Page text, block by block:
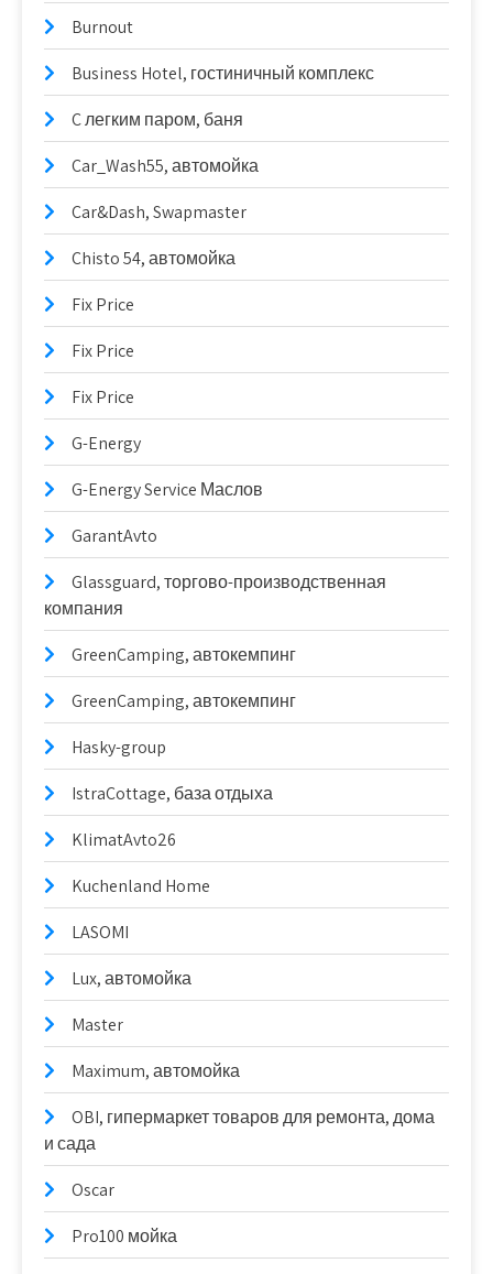
Burnout
Business Hotel, гостиничный комплекс
C легким паром, баня
Car_Wash55, автомойка
Car&Dash, Swapmaster
Chisto 54, автомойка
Fix Price
Fix Price
Fix Price
G-Energy
G-Energy Service Маслов
GarantAvto
Glassguard, торгово-производственная
компания
GreenCamping, автокемпинг
GreenCamping, автокемпинг
Hasky-group
IstraCottage, база отдыха
KlimatAvto26
Kuchenland Home
LASOMI
Lux, автомойка
Master
Maximum, автомойка
OBI, гипермаркет товаров для ремонта, дома
и сада
Oscar
Pro100 мойка